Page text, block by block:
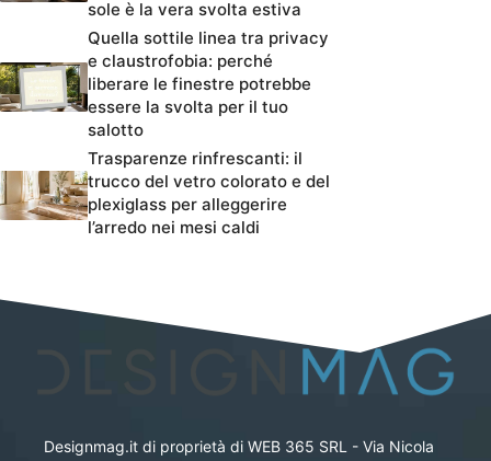
sole è la vera svolta estiva
Quella sottile linea tra privacy
e claustrofobia: perché
liberare le finestre potrebbe
essere la svolta per il tuo
salotto
Trasparenze rinfrescanti: il
trucco del vetro colorato e del
plexiglass per alleggerire
l’arredo nei mesi caldi
Designmag.it di proprietà di WEB 365 SRL - Via Nicola